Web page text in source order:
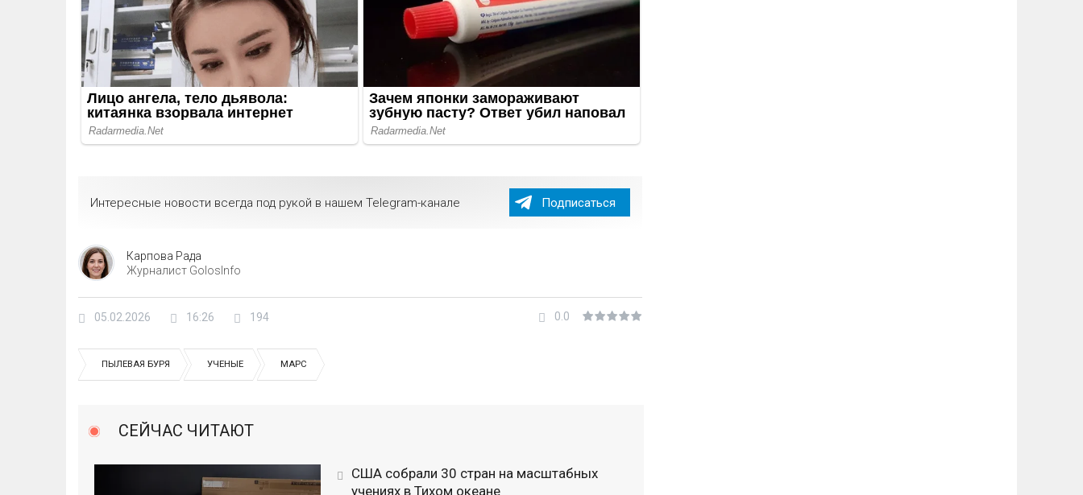
Интересные новости всегда под рукой в нашем Telegram-канале Подписаться
Карпова Рада
Журналист GolosInfo
05.02.2026 16:26 194 0.0
ПЫЛЕВАЯ БУРЯ УЧЕНЫЕ МАРС
СЕЙЧАС ЧИТАЮТ
США собрали 30 стран на масштабных
учениях в Тихом океане